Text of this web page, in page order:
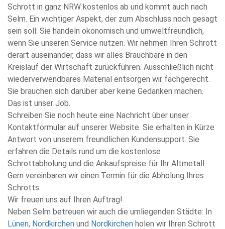
Schrott in ganz NRW kostenlos ab und kommt auch nach
Selm. Ein wichtiger Aspekt, der zum Abschluss noch gesagt
sein soll: Sie handeln ökonomisch und umweltfreundlich,
wenn Sie unseren Service nutzen. Wir nehmen Ihren Schrott
derart auseinander, dass wir alles Brauchbare in den
Kreislauf der Wirtschaft zurückführen. Ausschließlich nicht
wiederverwendbares Material entsorgen wir fachgerecht.
Sie brauchen sich darüber aber keine Gedanken machen.
Das ist unser Job.
Schreiben Sie noch heute eine Nachricht über unser
Kontaktformular auf unserer Website. Sie erhalten in Kürze
Antwort von unserem freundlichen Kundensupport. Sie
erfahren die Details rund um die kostenlose
Schrottabholung und die Ankaufspreise für Ihr Altmetall.
Gern vereinbaren wir einen Termin für die Abholung Ihres
Schrotts.
Wir freuen uns auf Ihren Auftrag!
Neben Selm betreuen wir auch die umliegenden Städte: In
Lünen, Nordkirchen und Nordkirchen holen wir Ihren Schrott